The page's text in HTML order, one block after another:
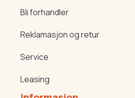
Bli forhandler
Reklamasjon og retur
Service
Leasing